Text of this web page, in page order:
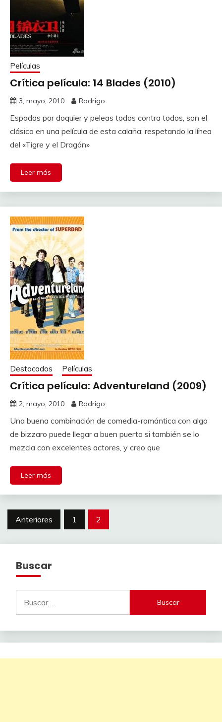
Películas
Crítica película: 14 Blades (2010)
3, mayo, 2010 Rodrigo
Espadas por doquier y peleas todos contra todos, son el
clásico en una película de esta calaña: respetando la línea
del «Tigre y el Dragón»
Leer más
Destacados Películas
Crítica película: Adventureland (2009)
2, mayo, 2010 Rodrigo
Una buena combinación de comedia-romántica con algo
de bizzaro puede llegar a buen puerto si también se lo
mezcla con excelentes actores, y creo que
Leer más
Paginación
Anteriores 1 2
Buscar